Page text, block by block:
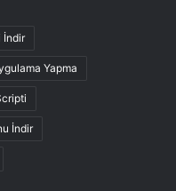
İndir
Yapma
İndir